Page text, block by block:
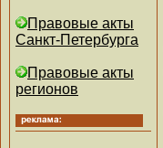
Правовые акты
Санкт-Петербурга
Правовые акты
регионов